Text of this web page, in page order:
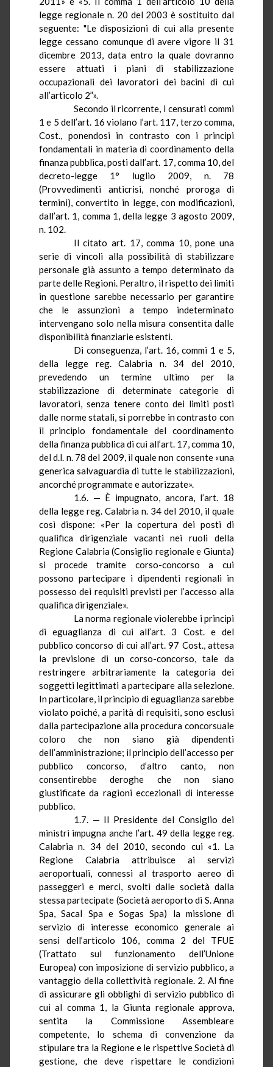
legge regionale n. 20 del 2003 è sostituito dal
seguente: "Le disposizioni di cui alla presente
legge cessano comunque di avere vigore il 31
dicembre 2013, data entro la quale dovranno
essere attuati i piani di stabilizzazione
occupazionali dei lavoratori dei bacini di cui
all’articolo 2”».
Secondo il ricorrente, i censurati commi
1 e 5 dell’art. 16 violano l’art. 117, terzo comma,
Cost., ponendosi in contrasto con i principi
fondamentali in materia di coordinamento della
finanza pubblica, posti dall’art. 17, comma 10, del
decreto-legge 1° luglio 2009, n. 78
(Provvedimenti anticrisi, nonché proroga di
termini), convertito in legge, con modificazioni,
dall’art. 1, comma 1, della legge 3 agosto 2009,
n. 102.
Il citato art. 17, comma 10, pone una
serie di vincoli alla possibilità di stabilizzare
personale già assunto a tempo determinato da
parte delle Regioni. Peraltro, il rispetto dei limiti
in questione sarebbe necessario per garantire
che le assunzioni a tempo indeterminato
intervengano solo nella misura consentita dalle
disponibilità finanziarie esistenti.
Di conseguenza, l’art. 16, commi 1 e 5,
della legge reg. Calabria n. 34 del 2010,
prevedendo un termine ultimo per la
stabilizzazione di determinate categorie di
lavoratori, senza tenere conto dei limiti posti
dalle norme statali, si porrebbe in contrasto con
il principio fondamentale del coordinamento
della finanza pubblica di cui all’art. 17, comma 10,
del d.l. n. 78 del 2009, il quale non consente «una
generica salvaguardia di tutte le stabilizzazioni,
ancorché programmate e autorizzate».
1.6. — È impugnato, ancora, l’art. 18
della legge reg. Calabria n. 34 del 2010, il quale
così dispone: «Per la copertura dei posti di
qualifica dirigenziale vacanti nei ruoli della
Regione Calabria (Consiglio regionale e Giunta)
si procede tramite corso-concorso a cui
possono partecipare i dipendenti regionali in
possesso dei requisiti previsti per l’accesso alla
qualifica dirigenziale».
La norma regionale violerebbe i principi
di eguaglianza di cui all’art. 3 Cost. e del
pubblico concorso di cui all’art. 97 Cost., attesa
la previsione di un corso-concorso, tale da
restringere arbitrariamente la categoria dei
soggetti legittimati a partecipare alla selezione.
In particolare, il principio di eguaglianza sarebbe
violato poiché, a parità di requisiti, sono esclusi
dalla partecipazione alla procedura concorsuale
coloro che non siano già dipendenti
dell’amministrazione; il principio dell’accesso per
pubblico concorso, d’altro canto, non
consentirebbe deroghe che non siano
giustificate da ragioni eccezionali di interesse
pubblico.
1.7. — Il Presidente del Consiglio dei
ministri impugna anche l’art. 49 della legge reg.
Calabria n. 34 del 2010, secondo cui «1. La
Regione Calabria attribuisce ai servizi
aeroportuali, connessi al trasporto aereo di
passeggeri e merci, svolti dalle società dalla
stessa partecipate (Società aeroporto di S. Anna
Spa,Sacal Spa e Sogas Spa) la missione di
servizio di interesse economico generale ai
sensi dell’articolo 106, comma 2 del TFUE
(Trattato sul funzionamento dell’Unione
Europea) con imposizione di servizio pubblico, a
vantaggio della collettività regionale. 2. Al fine
di assicurare gli obblighi di servizio pubblico di
cui al comma 1, la Giunta regionale approva,
sentita la Commissione Assembleare
competente, lo schema di convenzione da
stipulare tra la Regionee le rispettive Società di
gestione, che deve rispettare le condizioni